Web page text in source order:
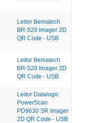
Leitor Bematech
BR-520 Imager 2D
QR Code - USB
Leitor Bematech
BR-520 Imager 2D
QR Code - USB
Leitor Datalogic
PowerScan
PD9630 SR Imager
2D QR Code - USB